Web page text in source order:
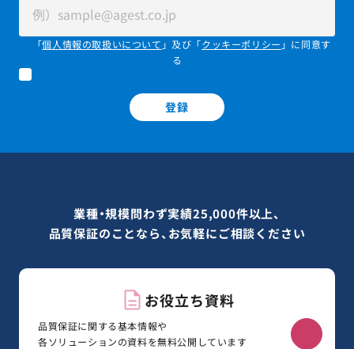
「個人情報の取扱いについて 」及び「クッキーポリシー 」に同意す
る
登録
業種・規模問わず実績25,000件以上、
品質保証のことなら、お気軽にご相談ください
お役立ち資料
品質保証に関する基本情報や
各ソリューションの資料を無料公開しています